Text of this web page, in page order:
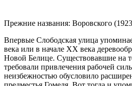
Прежние названия: Воровского
Впервые Слободская улица
века или в начале XX века
Новой Белице. Существовавшие на
требовали привлечения рабочей
неизбежностью обусловило